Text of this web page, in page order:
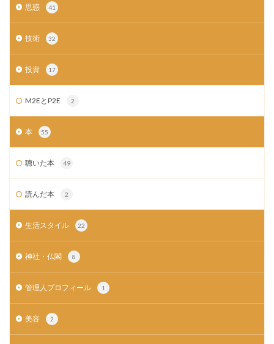
思惑 41
技術 32
投資 17
M2EとP2E 2
本 55
聴いた本 49
読んだ本 2
生活スタイル 22
神社・仏閣 8
管理人プロフィール 1
美容 2